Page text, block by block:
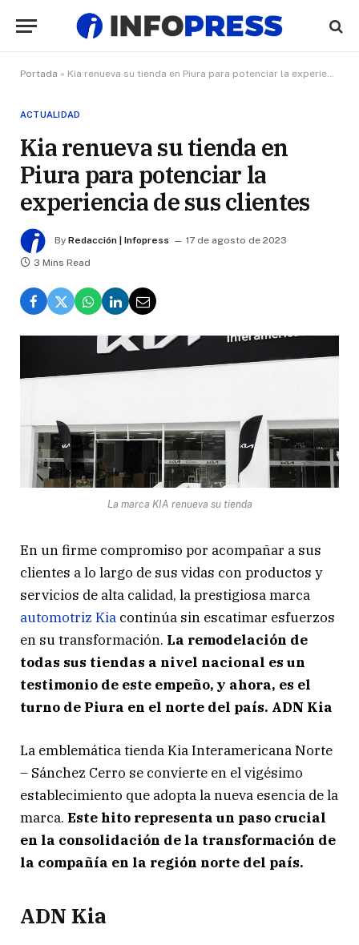
Portada » Kia renueva su tienda en Piura para potenciar la experiencia de sus clientes
ACTUALIDAD
Kia renueva su tienda en
Piura para potenciar la
experiencia de sus clientes
By Redacción | Infopress
17 de agosto de 2023
3 Mins Read
La marca KIA renueva su tienda
En un firme compromiso por acompañar a sus
clientes a lo largo de sus vidas con productos y
servicios de alta calidad, la prestigiosa marca
automotriz Kia continúa sin escatimar esfuerzos
en su transformación. La remodelación de
todas sus tiendas a nivel nacional es un
testimonio de este empeño, y ahora, es el
turno de Piura en el norte del país. ADN Kia
La emblemática tienda Kia Interamericana Norte
– Sánchez Cerro se convierte en el vigésimo
establecimiento que adopta la nueva esencia de la
marca. Este hito representa un paso crucial
en la consolidación de la transformación de
la compañía en la región norte del país.
ADN Kia